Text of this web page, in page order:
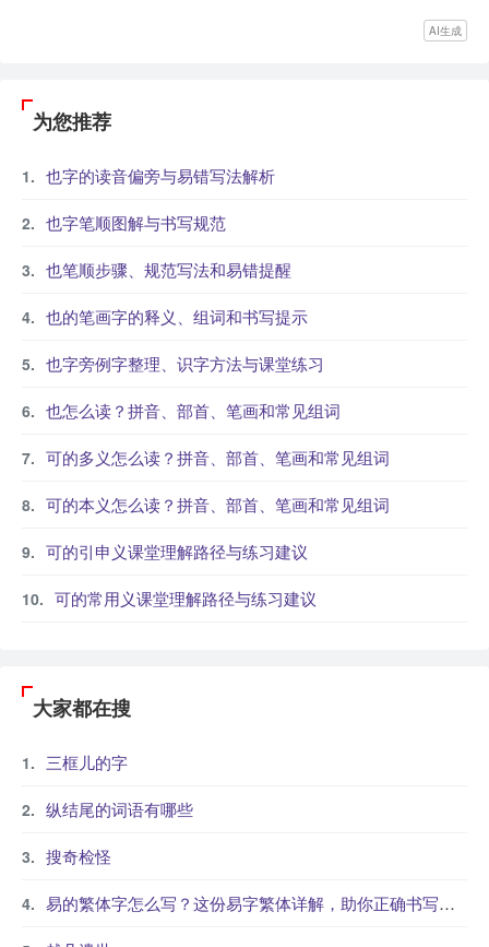
AI生成
为您推荐
也字的读音偏旁与易错写法解析
也字笔顺图解与书写规范
也笔顺步骤、规范写法和易错提醒
也的笔画字的释义、组词和书写提示
也字旁例字整理、识字方法与课堂练习
也怎么读？拼音、部首、笔画和常见组词
可的多义怎么读？拼音、部首、笔画和常见组词
可的本义怎么读？拼音、部首、笔画和常见组词
可的引申义课堂理解路径与练习建议
可的常用义课堂理解路径与练习建议
大家都在搜
三框儿的字
纵结尾的词语有哪些
搜奇检怪
易的繁体字怎么写？这份易字繁体详解，助你正确书写汉字_汉字繁体学习